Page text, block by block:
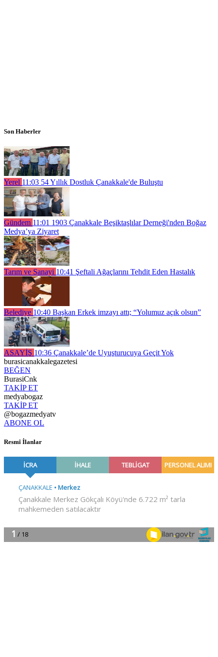
Son Haberler
Yerel 11:03 54 Yıllık Dostluk Çanakkale'de Buluştu
Gündem 11:01 1903 Çanakkale Beşiktaşlılar Derneği'nden Boğaz
Medya’ya Ziyaret
Tarım ve Sanayi 10:41 Şeftali Ağaçlarını Tehdit Eden Hastalık
Belediye 10:40 Başkan Erkek imzayı attı; “Yolumuz açık olsun”
ASAYİŞ 10:36 Çanakkale’de Uyuşturucuya Geçit Yok
burasicanakkalegazetesi
BEĞEN
BurasiCnk
TAKİP ET
medyabogaz
TAKİP ET
@bogazmedyatv
ABONE OL
Resmî İlanlar